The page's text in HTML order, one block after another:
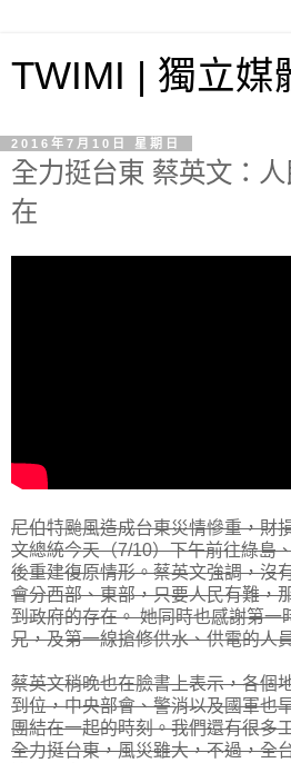
TWIMI | 獨立媒
2016年7月10日 星期日
全力挺台東 蔡英文：
在
尼伯特颱風造成台東災情慘重，財
文總統今天（7/10）下午前往綠島
後重建復原情形。蔡英文強調，沒
會分西部、東部，只要人民有難，
到政府的存在。 她同時也感謝第一
兄，及第一線搶修供水、供電的人
蔡英文稍晚也在臉書上表示，各個
到位，中央部會、警消以及國軍也
團結在一起的時刻。我們還有很多
全力挺台東，風災雖大，不過，全